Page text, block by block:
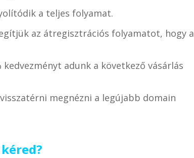
a teljes folyamat.
az átregisztrációs folyamatot, hogy a
adunk a következő vásárlás
megnézni a legújabb domain